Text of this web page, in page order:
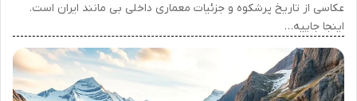
عکاسی از تاریخ پرشکوه و جزئیات معماری داخلی بی مانند ایران است.
اینجا جاییه…